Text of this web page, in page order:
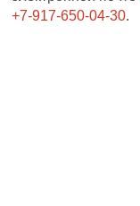
+7-917-650-04-30.